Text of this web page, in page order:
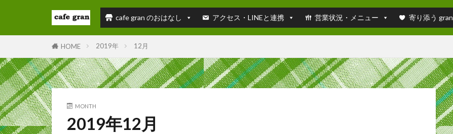
cafe gran のおはなし アクセス・LINEと連携 営業状況・メニュー 寄り添う gran
HOME 2019年 12月
MONTH
2019年12月